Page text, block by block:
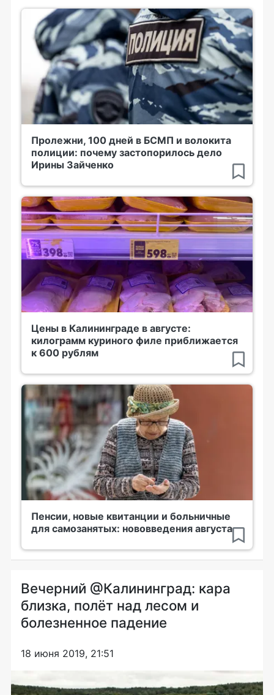
Пролежни, 100 дней в БСМП и волокита
полиции: почему застопорилось дело
Ирины Зайченко
Цены в Калининграде в августе:
килограмм куриного филе приближается
к 600 рублям
Пенсии, новые квитанции и больничные
для самозанятых: нововведения августа
Вечерний @Калининград: кара
близка, полёт над лесом и
болезненное падение
18 июня 2019, 21:51